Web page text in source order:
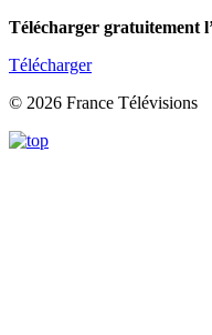
Télécharger gratuitement
Télécharger
© 2026 France Télévisions